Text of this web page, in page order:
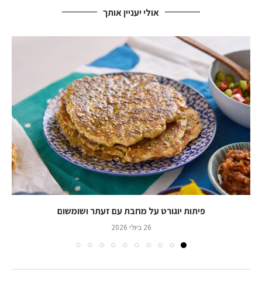
אולי יעניין אותך
פיתות יוגורט על מחבת עם זעתר ושומשום
26 ביולי 2026